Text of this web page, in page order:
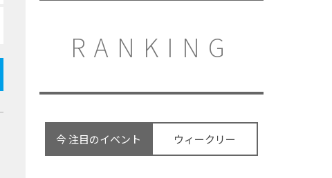
RANKING
今 注目のイベント ウィークリー